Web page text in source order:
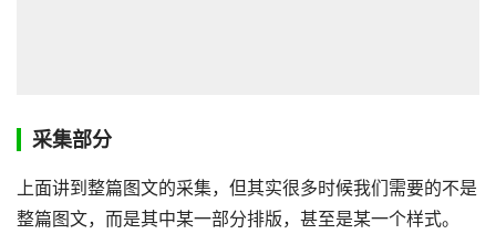
采集部分
上面讲到整篇图文的采集，但其实很多时候我们需要的不是
整篇图文，而是其中某一部分排版，甚至是某一个样式。